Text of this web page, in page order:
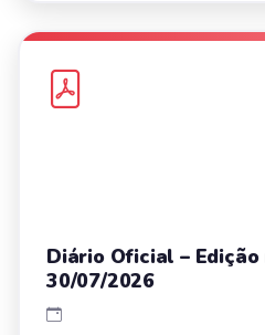
Diário Oficial – Edição
30/07/2026